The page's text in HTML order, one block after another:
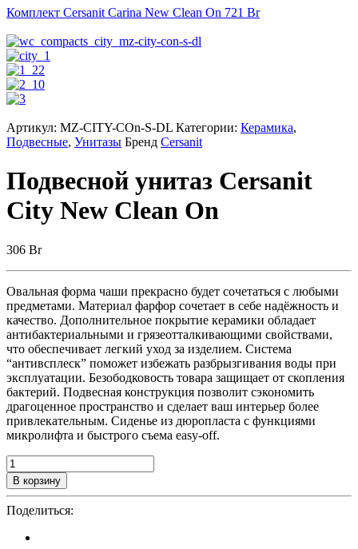
Комплект Cersanit Carina New Clean On 721 Br
Артикул: MZ-CITY-COn-S-DL Категории: Керамика,
Подвесные, Унитазы Бренд Cersanit
Подвесной унитаз Cersanit
City New Clean On
306 Br
Овальная форма чаши прекрасно будет сочетаться с любыми
предметами. Материал фарфор сочетает в себе надёжность и
качество. Дополнительное покрытие керамики обладает
антибактериальными и грязеотталкивающими свойствами,
что обеспечивает легкий уход за изделием. Система
“антивсплеск” поможет избежать разбрызгивания воды при
эксплуатации. Безободковость товара защищает от скопления
бактерий. Подвесная конструкция позволит сэкономить
драгоценное пространство и сделает ваш интерьер более
привлекательным. Сиденье из дюропласта с функциями
микролифта и быстрого съема easy-off.
В корзину
Поделиться: